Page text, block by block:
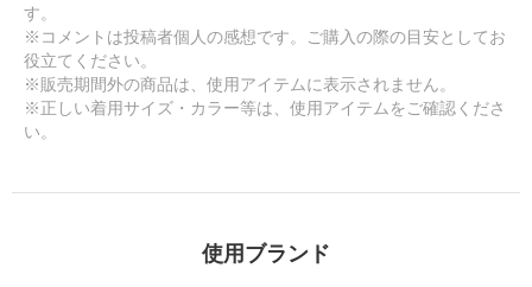
す。
※コメントは投稿者個人の感想です。ご購入の際の目安としてお
役立てください。
※販売期間外の商品は、使用アイテムに表示されません。
※正しい着用サイズ・カラー等は、使用アイテムをご確認くださ
い。
使用ブランド